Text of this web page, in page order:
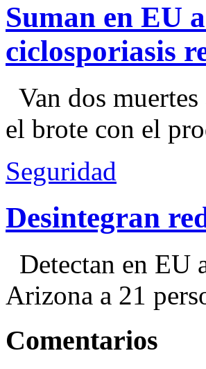
Suman en EU
ciclosporiasis
Van dos
el brote con el
Seguridad
Desintegran
Detectan en EU
Arizona a 21
Comentarios